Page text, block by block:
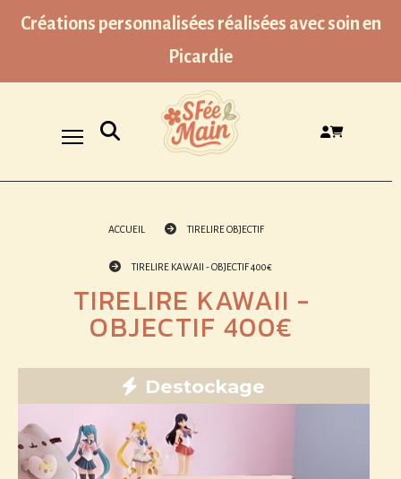
Créations personnalisées réalisées avec soin en
Picardie
Ouvrir la recherche
ACCUEIL TIRELIRE OBJECTIF
TIRELIRE KAWAII - OBJECTIF 400€
TIRELIRE KAWAII -
OBJECTIF 400€
Destockage